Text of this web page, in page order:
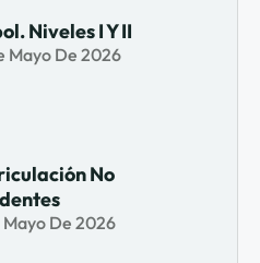
Niveles I Y II
Mayo De 2026
No
Mayo De 2026